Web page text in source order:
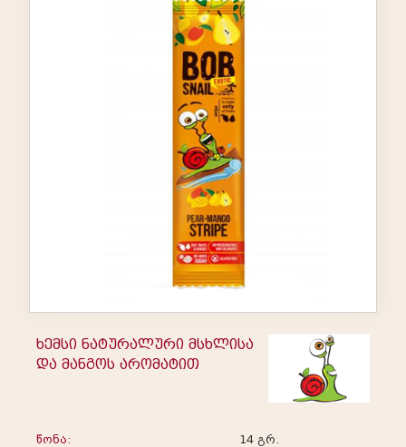
ხემსი ნატურალური მსხლისა
და მანგოს არომატით
წონა: 14 გრ.